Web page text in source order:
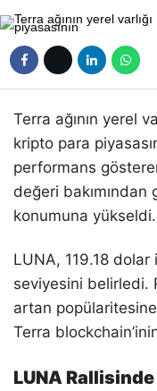
Terra ağının yerel
kripto para
performans
değeri
konumuna yükseldi.
LUNA, 119.18 dolar
seviyesini belirledi.
artan
Terra
LUNA